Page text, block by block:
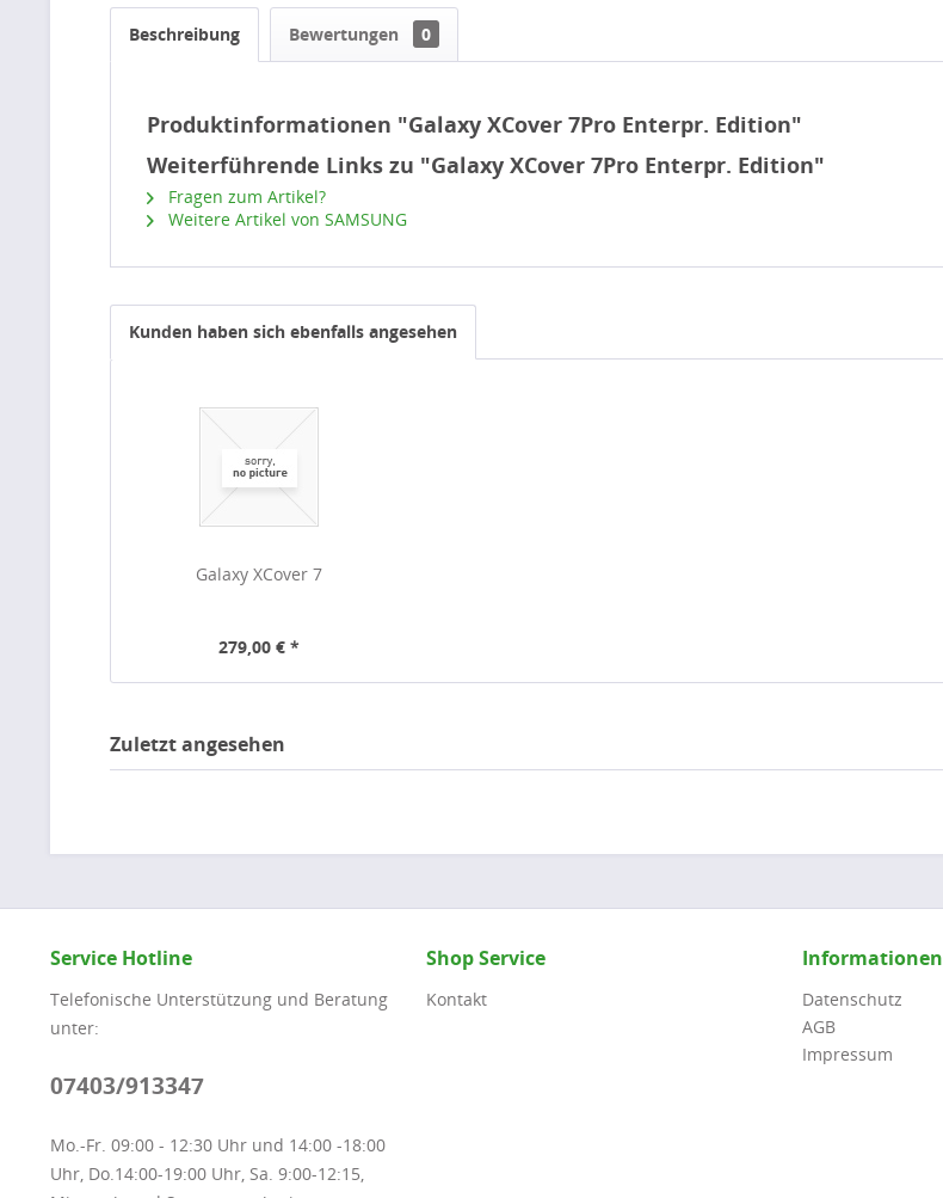
Beschreibung Bewertungen 0
Produktinformationen "Galaxy XCover 7Pro Enterpr. Edition"
Weiterführende Links zu "Galaxy XCover 7Pro Enterpr. Edition"
Fragen zum Artikel?
Weitere Artikel von SAMSUNG
Kunden haben sich ebenfalls angesehen
Galaxy XCover 7
279,00 € *
Zuletzt angesehen
Service Hotline
Telefonische Unterstützung und Beratung
unter:
07403/913347
Mo.-Fr. 09:00 - 12:30 Uhr und 14:00 -18:00
Uhr, Do.14:00-19:00 Uhr, Sa. 9:00-12:15,
Shop Service
Kontakt
Informationen
Datenschutz
AGB
Impressum